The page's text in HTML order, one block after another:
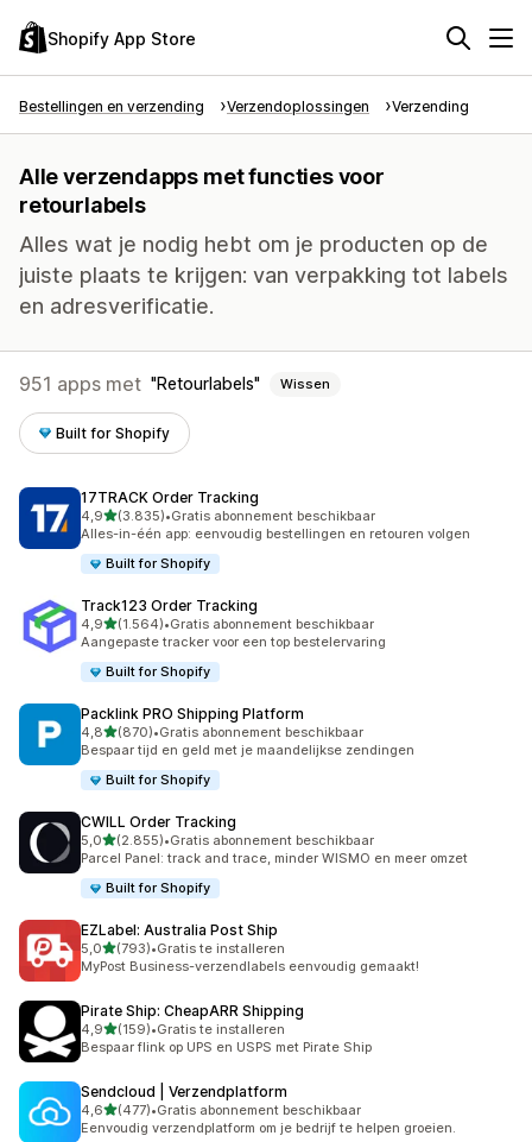
Shopify App Store
Bestellingen en verzending Verzendoplossingen Verzending
Alle verzendapps met functies voor
retourlabels
Alles wat je nodig hebt om je producten op de
juiste plaats te krijgen: van verpakking tot labels
en adresverificatie.
951 apps met Retourlabels Wissen
Built for Shopify
17TRACK Order Tracking
4,9van 5 sterren
(3.835)
3835 recensies in totaal
•Gratis abonnement beschikbaar
Alles-in-één app: eenvoudig bestellingen en retouren volgen
Built for Shopify
Track123 Order Tracking
4,9van 5 sterren
(1.564)
1564 recensies in totaal
•Gratis abonnement beschikbaar
Aangepaste tracker voor een top bestelervaring
Built for Shopify
Packlink PRO Shipping Platform
4,8van 5 sterren
(870)
870 recensies in totaal
•Gratis abonnement beschikbaar
Bespaar tijd en geld met je maandelijkse zendingen
Built for Shopify
CWILL Order Tracking
5,0van 5 sterren
(2.855)
2855 recensies in totaal
•Gratis abonnement beschikbaar
Parcel Panel: track and trace, minder WISMO en meer omzet
Built for Shopify
EZLabel: Australia Post Ship
5,0van 5 sterren
(793)
793 recensies in totaal
•Gratis te installeren
MyPost Business-verzendlabels eenvoudig gemaakt!
Pirate Ship: CheapARR Shipping
4,9van 5 sterren
(159)
159 recensies in totaal
•Gratis te installeren
Bespaar flink op UPS en USPS met Pirate Ship
Sendcloud | Verzendplatform
4,6van 5 sterren
(477)
477 recensies in totaal
•Gratis abonnement beschikbaar
Eenvoudig verzendplatform om je bedrijf te helpen groeien.